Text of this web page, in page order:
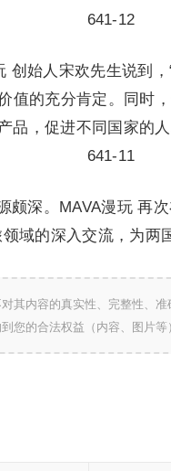
创始人宋欢先生说到
值的充分肯定。同时
品，促进不同国家的
颇深。MAVA漫玩 再
域的深入交流，为两
其内容的真实性、完整性、
您的合法权益（内容、图片等